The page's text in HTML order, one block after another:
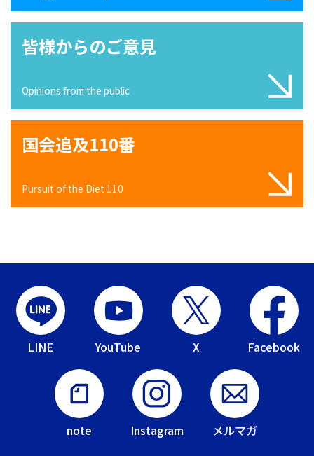
皆様からのご意見
Opinions from the public
国会追及110番
Pursuit of the Diet 110
LINE YouTube X Facebook
note Instagram メルマガ